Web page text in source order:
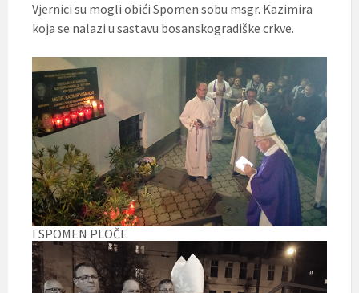
Vjernici su mogli obići Spomen sobu msgr. Kazimira
koja se nalazi u sastavu bosanskogradiške crkve.
I SPOMEN PLOČE